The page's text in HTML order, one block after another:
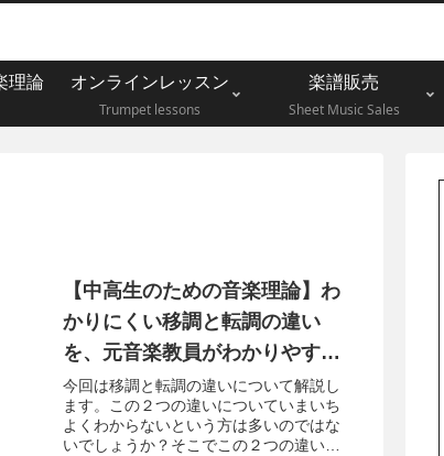
理論
オンラインレッスン
Trumpet lessons
楽譜販売
Sheet Music Sales
【中高生のための音楽理論】わ
かりにくい移調と転調の違い
を、元音楽教員がわかりやすく
解説します！
今回は移調と転調の違いについて解説し
ます。この２つの違いについていまいち
よくわからないという方は多いのではな
いでしょうか？そこでこの２つの違いに